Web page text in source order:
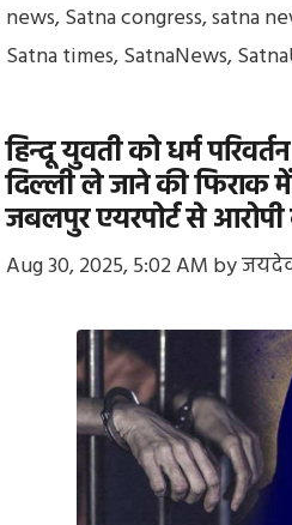
news,Satna congress,satna
Satna times,SatnaNews,
हिन्दू युवती को धर्म
दिल्ली ले जाने की फिराक
जबलपुर एयरपोर्ट से आरोपी
Aug 30, 2025, 5:02 AM byजयदेव